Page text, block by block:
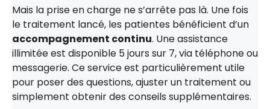
Mais la prise en charge ne s’arrête pas là. Une fois
le traitement lancé, les patientes bénéficient d’un
accompagnement continu. Une assistance
illimitée est disponible 5 jours sur 7, via téléphone ou
messagerie. Ce service est particulièrement utile
pour poser des questions, ajuster un traitement ou
simplement obtenir des conseils supplémentaires.